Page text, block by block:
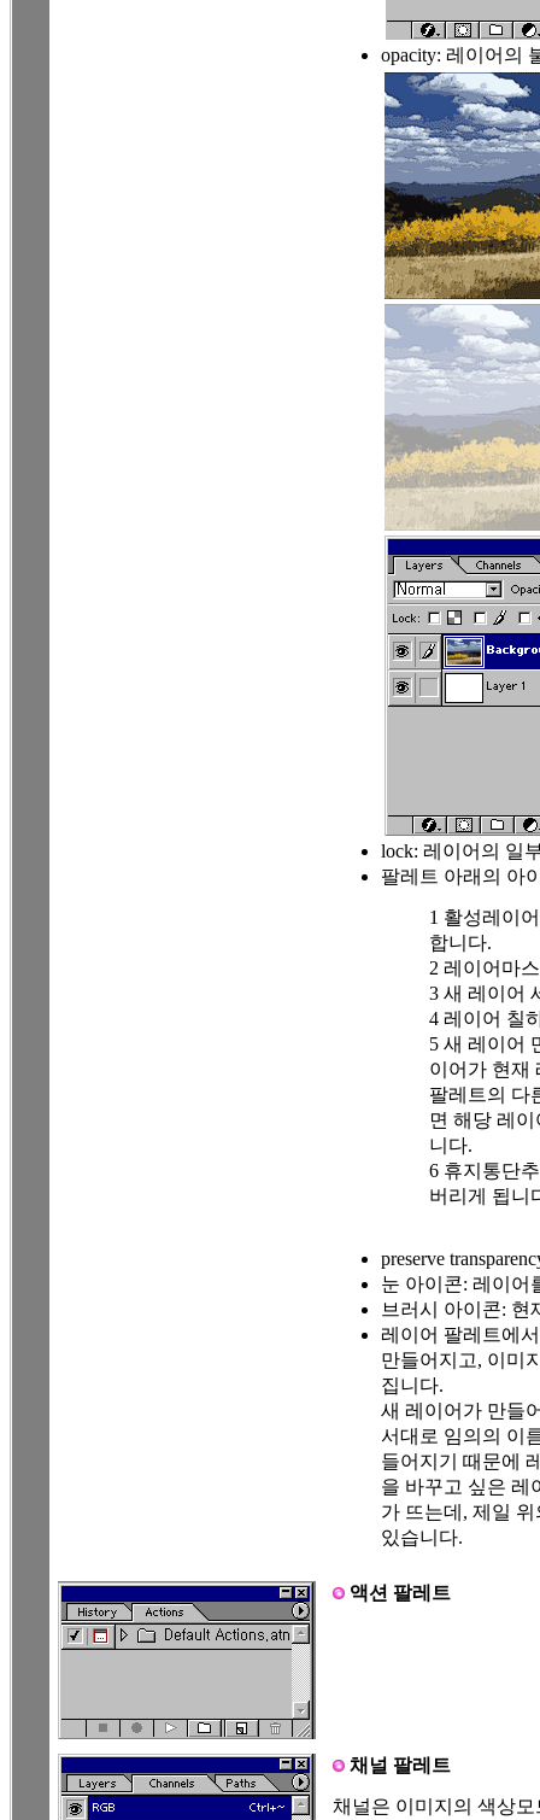
opacity: 레이어의
lock: 레이어의 일
팔레트 아래의 아
1 활성레이
합니다.
2 레이어마
3 새 레이어
4 레이어 칠
5 새 레이어
이어가 현재
팔레트의 다
면 해당 레
니다.
6 휴지통단
버리게 됩니
preserve
눈 아이콘: 레이어
브러시 아이콘: 현
레이어 팔레트에
만들어지고, 이미
집니다.
새 레이어가 만들
서대로 임의의 이
들어지기 때문에
을 바꾸고 싶은 레
가 뜨는데, 제일 위
있습니다.
액션 팔레트
채널 팔레트
채널은 이미지의 색상